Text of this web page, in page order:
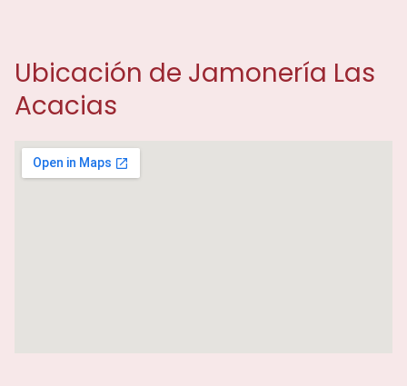
Ubicación de Jamonería Las
Acacias